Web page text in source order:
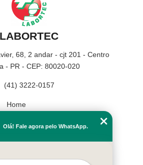
LABORTEC
68, 2 andar - cjt 201 - Centro
- PR - CEP: 80020-020
(41) 3222-0157
Home
Missão
Olá! Fale agora pelo WhatsApp.